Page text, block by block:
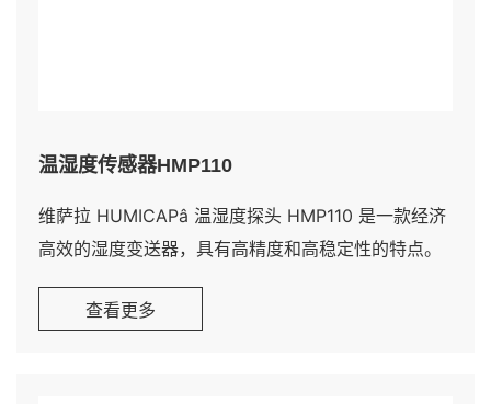
温湿度传感器HMP110
维萨拉 HUMICAPâ 温湿度探头 HMP110 是一款经济
高效的湿度变送器，具有高精度和高稳定性的特点。
它适合批量应用或集成到其他制造商的设备。
HMP110 还适用于手套箱、温室、发酵室和稳定性试
查看更多